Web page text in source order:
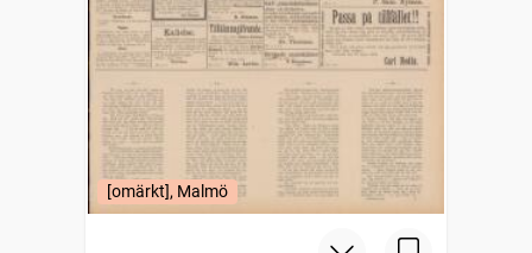
[omärkt], Malmö